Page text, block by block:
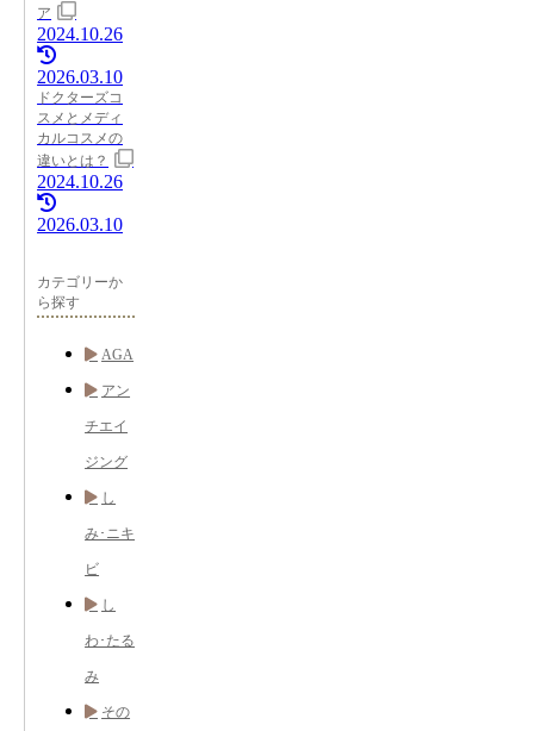
ア
2024.10.26
2026.03.10
ドクターズコ
スメとメディ
カルコスメの
違いとは？
2024.10.26
2026.03.10
カテゴリーか
ら探す
AGA
アン
チエイ
ジング
し
み･ニキ
ビ
し
わ･たる
み
その